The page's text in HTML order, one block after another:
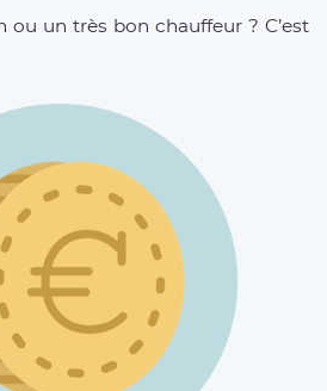
ou un très bon chauffeur ? C’est